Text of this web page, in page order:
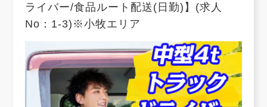
ライバー/食品ルート配送(日勤)】(求人
No：1-3)※小牧エリア